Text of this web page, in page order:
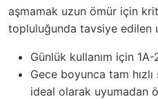
aşmamak uzun ömür için
topluluğunda tavsiye edilen
Günlük kullanım için
Gece boyunca tam
ideal olarak uyumadan